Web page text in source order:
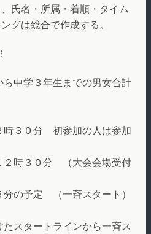
氏名・所属・着順・タイム
グは総合で作成する。
中学３年生までの男女合計
時３０分 初参加の人は参加
２時３０分 （大会会場受付
分の予定 （一斉スタート）
スタートラインから一斉ス